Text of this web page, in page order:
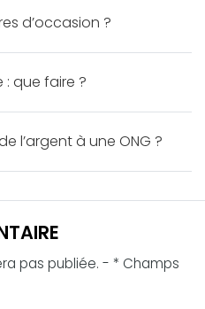
d’occasion ?
: que faire ?
l’argent à une ONG ?
pas publiée. - * Champs